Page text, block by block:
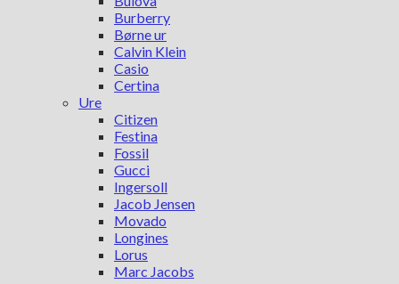
Burberry
Børne ur
Calvin Klein
Casio
Certina
Ure
Citizen
Festina
Fossil
Gucci
Ingersoll
Jacob Jensen
Movado
Longines
Lorus
Marc Jacobs